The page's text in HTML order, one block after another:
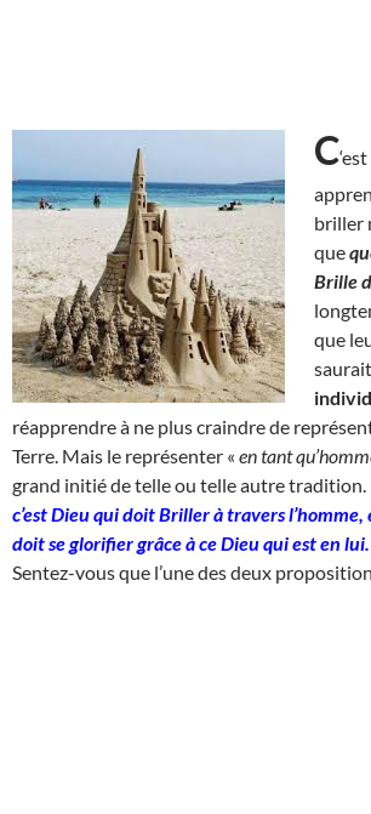
C
briller
que
Brille
que
réapprendre à ne plus craindre de
Terre. Mais le représenter « en tant
grand initié de telle ou telle autre tradition.
c’est Dieu qui doit Briller à travers l’homme,
doit se glorifier grâce à ce Dieu qui est en lui.
Sentez-vous que l’une des deux